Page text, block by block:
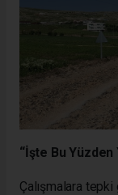
“İşte Bu Yüzden
Çalışmalara